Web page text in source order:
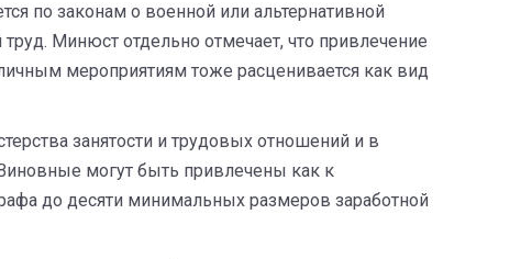
по законам о военной или альтернативной
Минюст отдельно отмечает, что привлечение
мероприятиям тоже расценивается как вид
занятости и трудовых отношений и в
могут быть привлечены как к
до десяти минимальных размеров заработной